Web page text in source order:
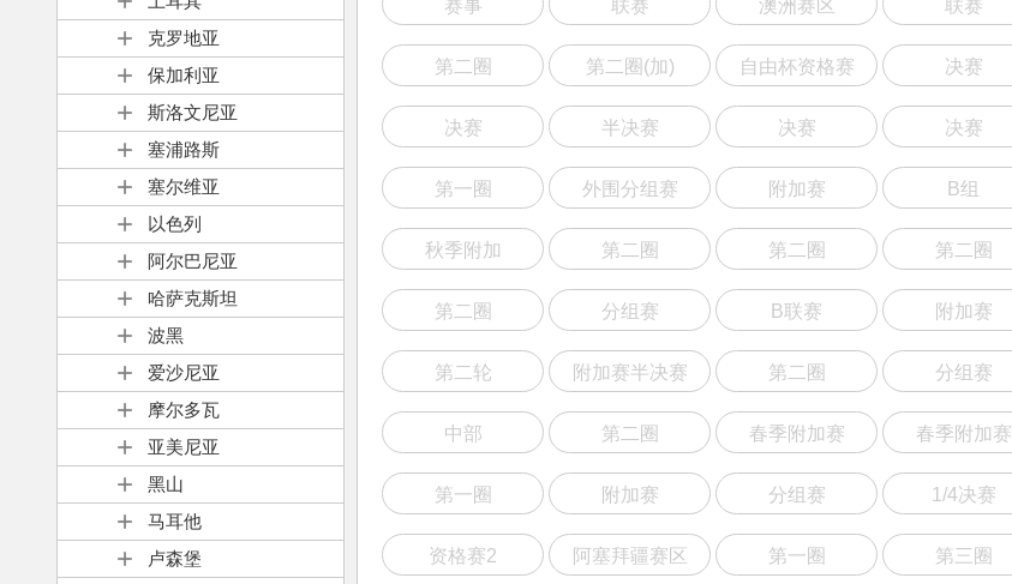
克罗地亚
保加利亚
斯洛文尼亚
塞浦路斯
塞尔维亚
以色列
阿尔巴尼亚
哈萨克斯坦
波黑
爱沙尼亚
摩尔多瓦
亚美尼亚
黑山
马耳他
卢森堡
赛事 联赛 澳洲赛区 联赛
第二圈 第二圈(加) 自由杯资格赛 决赛
决赛 半决赛 决赛 决赛
第一圈 外围分组赛 附加赛 B组
秋季附加 第二圈 第二圈 第二圈
第二圈 分组赛 B联赛 附加赛
第二轮 附加赛半决赛 第二圈 分组赛
中部 第二圈 春季附加赛 春季附加赛
第一圈 附加赛 分组赛 1/4决赛
资格赛2 阿塞拜疆赛区 第一圈 第三圈